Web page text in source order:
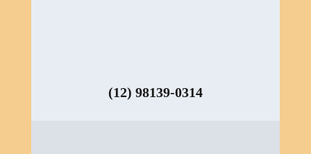
(12) 98139-0314